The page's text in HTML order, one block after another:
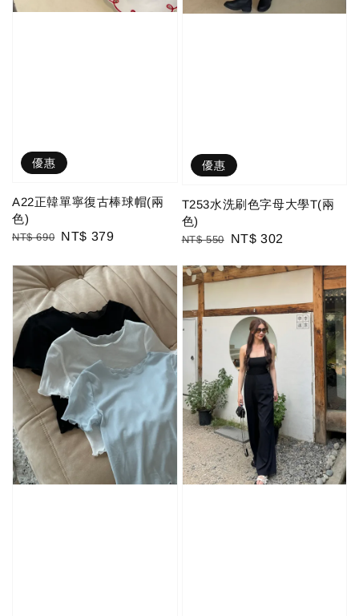
優惠
A22正韓單寧復古棒球帽(兩
色)
Regular
NT$ 690 Sale
NT$ 379
優惠
T253水洗刷色字母大學T(兩
色)
Regular
NT$ 550
Sale
NT$ 302